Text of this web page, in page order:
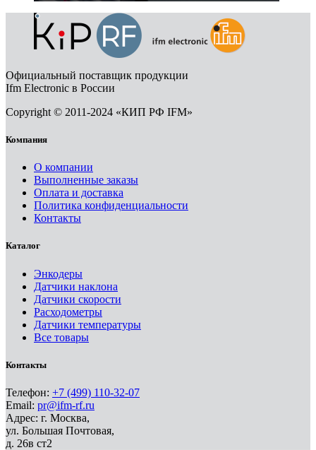
Официальный поставщик продукции
Ifm Electronic в России
Copyright © 2011-2024 «КИП РФ IFM»
Компания
О компании
Выполненные заказы
Оплата и доставка
Политика конфиденциальности
Контакты
Каталог
Энкодеры
Датчики наклона
Датчики скорости
Расходометры
Датчики температуры
Все товары
Контакты
Телефон: +7 (499) 110-32-07
Email: pr@ifm-rf.ru
Адрес: г. Москва,
ул. Большая Почтовая,
д. 26в ст2